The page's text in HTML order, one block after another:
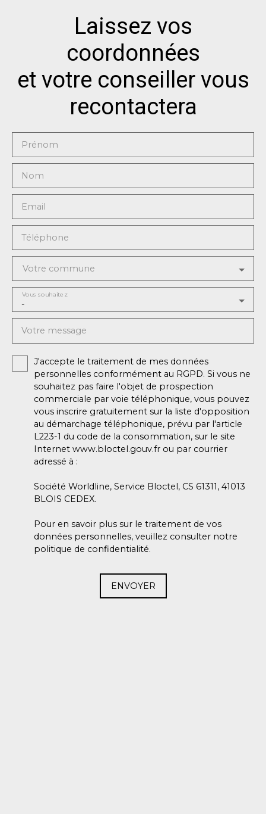
Laissez vos
coordonnées
et votre conseiller vous
recontactera
Prénom
Nom
Email
Téléphone
Votre commune
-
Vous souhaitez
Votre message
J'accepte le traitement de mes données
personnelles conformément au RGPD. Si vous ne
souhaitez pas faire l'objet de prospection
commerciale par voie téléphonique, vous pouvez
vous inscrire gratuitement sur la liste d'opposition
au démarchage téléphonique, prévu par l'article
L223-1 du code de la consommation, sur le site
Internet www.bloctel.gouv.fr ou par courrier
adressé à :
Société Worldline, Service Bloctel, CS 61311, 41013
BLOIS CEDEX.
Pour en savoir plus sur le traitement de vos
données personnelles, veuillez consulter notre
politique de confidentialité.
ENVOYER